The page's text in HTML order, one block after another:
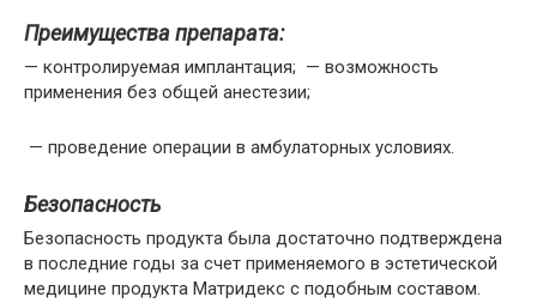
Преимущества препарата:
— контролируемая имплантация; — возможность
применения без общей анестезии;
— проведение операции в амбулаторных условиях.
Безопасность
Безопасность продукта была достаточно подтверждена
в последние годы за счет применяемого в эстетической
медицине продукта Матридекс с подобным составом.